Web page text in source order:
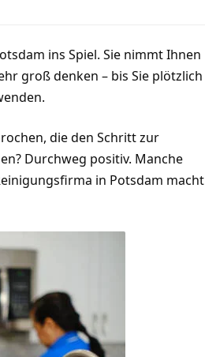
ins Spiel. Sie nimmt Ihnen
groß denken – bis Sie plötzlich
die den Schritt zur
Durchweg positiv. Manche
in Potsdam macht